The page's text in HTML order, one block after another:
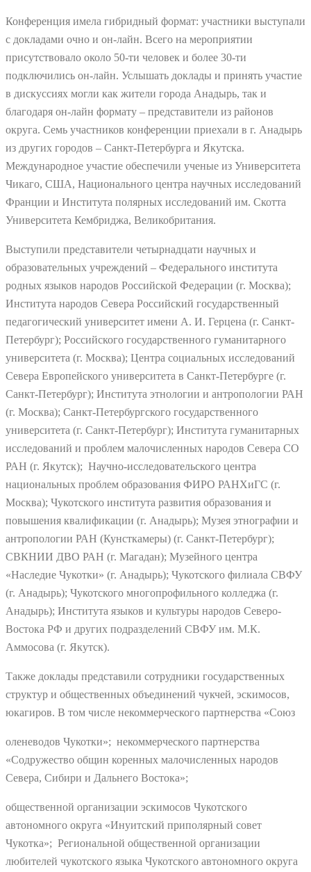
Конференция имела гибридный формат: участники выступали
с докладами очно и он-лайн. Всего на мероприятии
присутствовало около 50-ти человек и более 30-ти
подключились он-лайн. Услышать доклады и принять участие
в дискуссиях могли как жители города Анадырь, так и
благодаря он-лайн формату – представители из районов
округа. Семь участников конференции приехали в г. Анадырь
из других городов – Санкт-Петербурга и Якутска.
Международное участие обеспечили ученые из Университета
Чикаго, США, Национального центра научных исследований
Франции и Института полярных исследований им. Скотта
Университета Кембриджа, Великобритания.
Выступили представители четырнадцати научных и
образовательных учреждений – Федерального института
родных языков народов Российской Федерации (г. Москва);
Института народов Севера Российский государственный
педагогический университет имени А. И. Герцена (г. Санкт-
Петербург); Российского государственного гуманитарного
университета (г. Москва); Центра социальных исследований
Севера Европейского университета в Санкт-Петербурге (г.
Санкт-Петербург); Института этнологии и антропологии РАН
(г. Москва); Санкт-Петербургского государственного
университета (г. Санкт-Петербург); Института гуманитарных
исследований и проблем малочисленных народов Севера СО
РАН (г. Якутск); Научно-исследовательского центра
национальных проблем образования ФИРО РАНХиГС (г.
Москва); Чукотского института развития образования и
повышения квалификации (г. Анадырь); Музея этнографии и
антропологии РАН (Кунсткамеры) (г. Санкт-Петербург);
СВКНИИ ДВО РАН (г. Магадан); Музейного центра
«Наследие Чукотки» (г. Анадырь); Чукотского филиала СВФУ
(г. Анадырь); Чукотского многопрофильного колледжа (г.
Анадырь); Института языков и культуры народов Северо-
Востока РФ и других подразделений СВФУ им. М.К.
Аммосова (г. Якутск).
Также доклады представили сотрудники государственных
структур и общественных объединений чукчей, эскимосов,
юкагиров. В том числе некоммерческого партнерства «Союз
оленеводов Чукотки»; некоммерческого партнерства
«Содружество общин коренных малочисленных народов
Севера, Сибири и Дальнего Востока»;
общественной организации эскимосов Чукотского
автономного округа «Инуитский приполярный совет
Чукотка»; Региональной общественной организации
любителей чукотского языка Чукотского автономного округа